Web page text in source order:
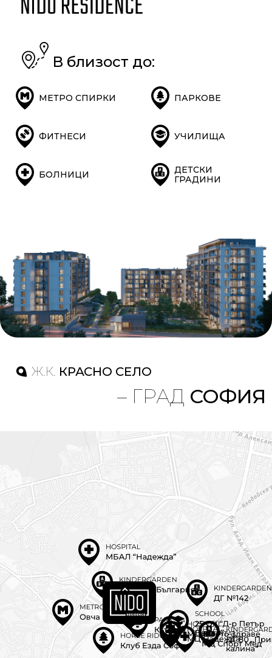
В близост до:
МЕТРО СПИРКИ
ФИТНЕСИ
БОЛНИЦИ
ПАРКОВЕ
УЧИЛИЩА
ДЕТСКИ
ГРАДИНИ
Ж.К. КРАСНО СЕЛО
– ГРАД СОФИЯ